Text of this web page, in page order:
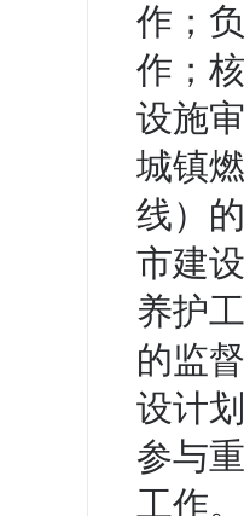
作；
作；
设施
城镇
线）
市建
养护
的监
设计
参与
工作